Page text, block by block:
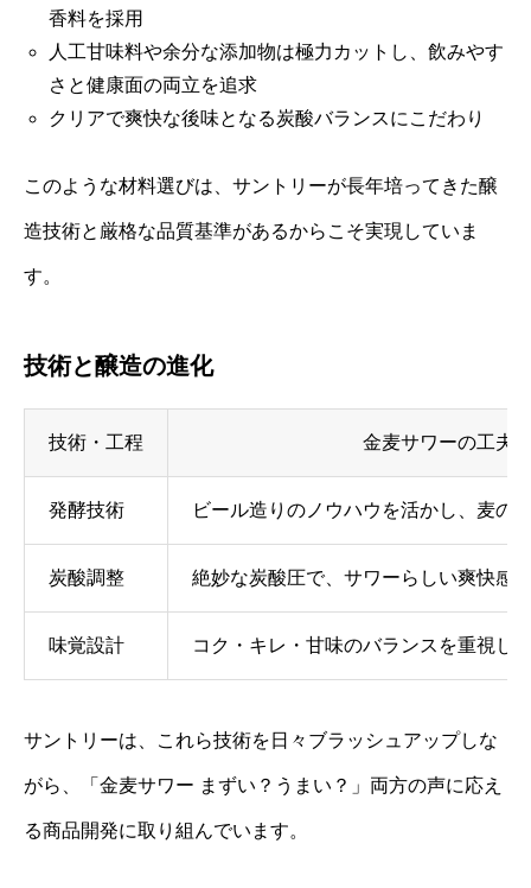
香料を採用
人工甘味料や余分な添加物は極力カットし、飲みやす
さと健康面の両立を追求
クリアで爽快な後味となる炭酸バランスにこだわり
このような材料選びは、サントリーが長年培ってきた醸
造技術と厳格な品質基準があるからこそ実現していま
す。
技術と醸造の進化
技術・工程 金麦サワーの工夫
発酵技術 ビール造りのノウハウを活かし、麦の
炭酸調整 絶妙な炭酸圧で、サワーらしい爽快感
味覚設計 コク・キレ・甘味のバランスを重視し
サントリーは、これら技術を日々ブラッシュアップしな
がら、「金麦サワー まずい？うまい？」両方の声に応え
る商品開発に取り組んでいます。